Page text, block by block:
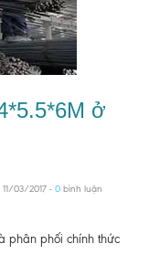
ở
11/03/2017 - 0 bình luận
phân phối chính thức